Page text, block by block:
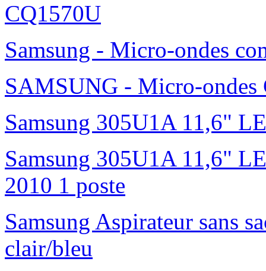
CQ1570U
Samsung - Micro-ondes
SAMSUNG - Micro-ondes
Samsung 305U1A 11,6"
Samsung 305U1A 11,6"
2010 1 poste
Samsung Aspirateur sans
clair/bleu